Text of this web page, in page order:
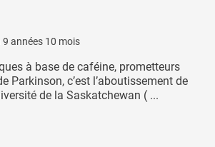
9 années 10 mois
à base de caféine, prometteurs
Parkinson, c’est l’aboutissement de
de la Saskatchewan ( ...